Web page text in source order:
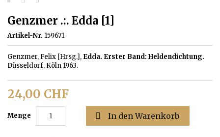
Genzmer .:. Edda [1]
Artikel-Nr. 159671
Genzmer, Felix [Hrsg.], Edda. Erster Band: Heldendichtung.
Düsseldorf, Köln 1963.
24,00 CHF
Menge  In den Warenkorb